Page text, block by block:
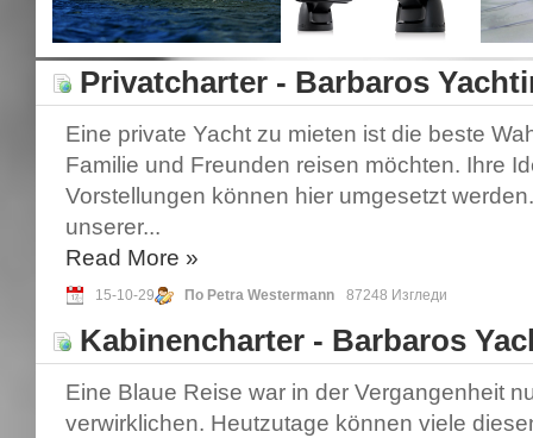
Privatcharter - Barbaros
Eine private Yacht zu mieten ist die beste
Familie und Freunden reisen möchten. Ihre
Vorstellungen können hier umgesetzt
unserer...
Read More »
15-10-29 По Petra Westermann 87248 Изгледи
Kabinencharter - Barbaros
Eine Blaue Reise war in der Vergangenheit
verwirklichen. Heutzutage können viele